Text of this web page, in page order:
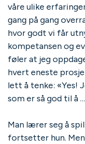
våre ulike
gang på gang
hvor godt vi får
kompetansen og
føler at jeg
hvert eneste
lett å tenke: «Yes!
som er så god til å
Man lærer seg å
fortsetter hun.